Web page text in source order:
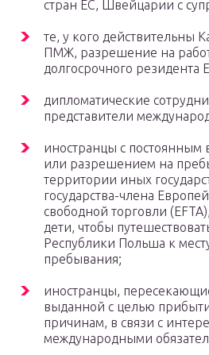
стран ЕС, Швейцарии с
те, у кого действительны
ПМЖ, разрешение на
долгосрочного резидента
дипломатические
представители
иностранцы с постоянным
или разрешением на
территории иных
государства-члена
свободной торговли
дети, чтобы
Республики Польша к
пребывания;
иностранцы,
выданной с целью
причинам, в связи с
международными